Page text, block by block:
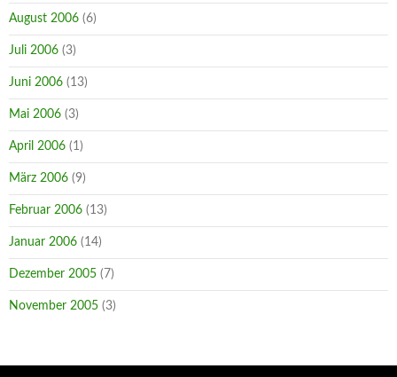
August 2006 (6)
Juli 2006 (3)
Juni 2006 (13)
Mai 2006 (3)
April 2006 (1)
März 2006 (9)
Februar 2006 (13)
Januar 2006 (14)
Dezember 2005 (7)
November 2005 (3)